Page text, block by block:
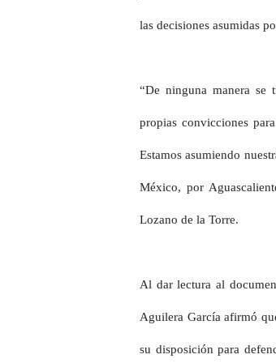
las decisiones asumidas
“De ninguna manera se
propias convicciones
Estamos asumiendo
México, por
Lozano de la Torre.
Al dar lectura al
Aguilera García afirmó
su disposición para